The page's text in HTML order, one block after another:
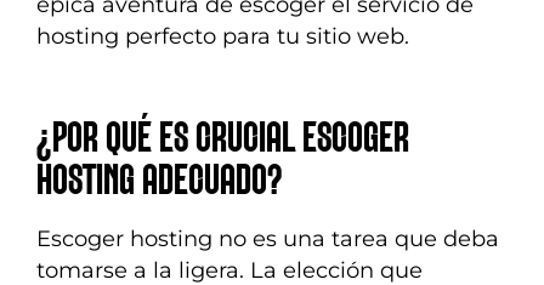
hosting perfecto para tu sitio web.
¿POR QUÉ ES CRUCIAL ESCOGER
HOSTING ADECUADO?
Escoger hosting no es una tarea que deba
tomarse a la ligera. La elección que